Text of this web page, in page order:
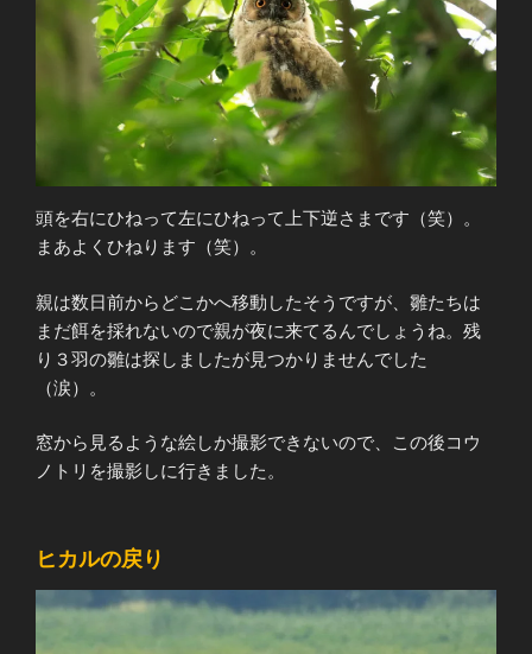
頭を右にひねって左にひねって上下逆さまです（笑）。
まあよくひねります（笑）。
親は数日前からどこかへ移動したそうですが、雛たちは
まだ餌を採れないので親が夜に来てるんでしょうね。残
り３羽の雛は探しましたが見つかりませんでした
（涙）。
窓から見るような絵しか撮影できないので、この後コウ
ノトリを撮影しに行きました。
ヒカルの戻り